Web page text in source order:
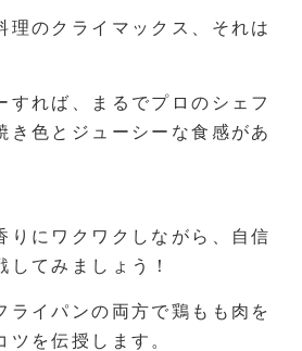
理のクライマックス、それは
すれば、まるでプロのシェフ
き色とジューシーな食感があ
りにワクワクしながら、自信
してみましょう！
ライパンの両方で鶏もも肉を
ツを伝授します。